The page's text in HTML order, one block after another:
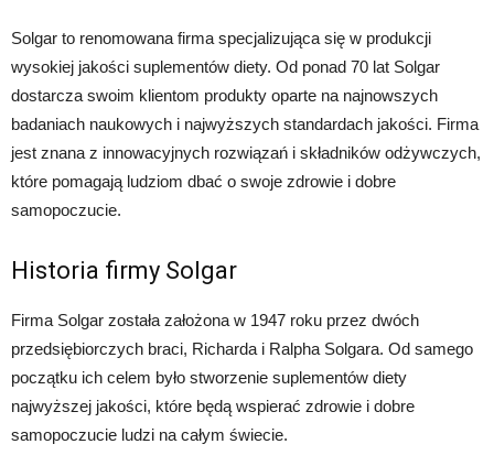
Solgar to renomowana firma specjalizująca się w produkcji
wysokiej jakości suplementów diety. Od ponad 70 lat Solgar
dostarcza swoim klientom produkty oparte na najnowszych
badaniach naukowych i najwyższych standardach jakości. Firma
jest znana z innowacyjnych rozwiązań i składników odżywczych,
które pomagają ludziom dbać o swoje zdrowie i dobre
samopoczucie.
Historia firmy Solgar
Firma Solgar została założona w 1947 roku przez dwóch
przedsiębiorczych braci, Richarda i Ralpha Solgara. Od samego
początku ich celem było stworzenie suplementów diety
najwyższej jakości, które będą wspierać zdrowie i dobre
samopoczucie ludzi na całym świecie.